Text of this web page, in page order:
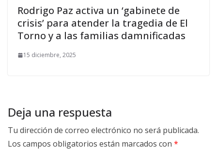
Rodrigo Paz activa un ‘gabinete de
crisis’ para atender la tragedia de El
Torno y a las familias damnificadas
15 diciembre, 2025
Deja una respuesta
Tu dirección de correo electrónico no será publicada.
Los campos obligatorios están marcados con *